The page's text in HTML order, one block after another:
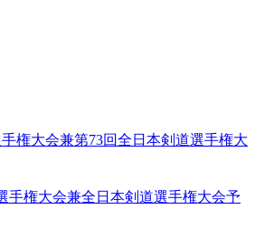
権大会兼第73回全日本剣道選手権大
手権大会兼全日本剣道選手権大会予